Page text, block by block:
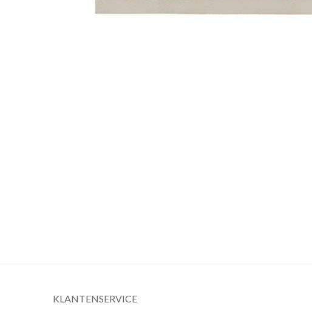
KLANTENSERVICE